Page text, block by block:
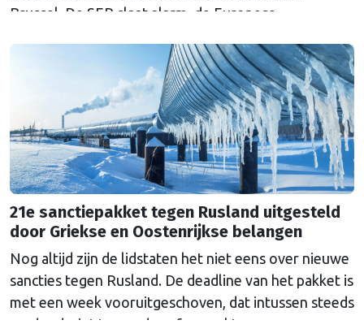
Brussel. De SER slaat alarm, de Europese
21e sanctiepakket tegen Rusland uitgesteld
door Griekse en Oostenrijkse belangen
Nog altijd zijn de lidstaten het niet eens over nieuwe
sancties tegen Rusland. De deadline van het pakket is
met een week vooruitgeschoven, dat intussen steeds
verder dreigt te worden afgezwakt.